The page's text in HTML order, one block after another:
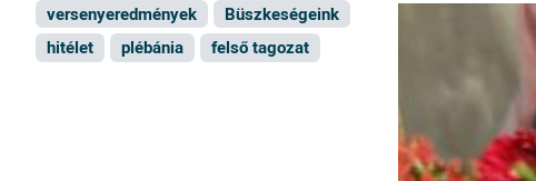
versenyeredmények
Büszkeségeink
hitélet
plébánia felső tagozat